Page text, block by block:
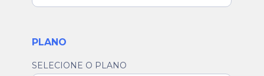
PLANO
SELECIONE O PLANO